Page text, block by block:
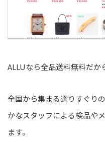
ALLUなら全品送料無料だか
全国から集まる選りすぐり
かなスタッフによる検品や
ます。